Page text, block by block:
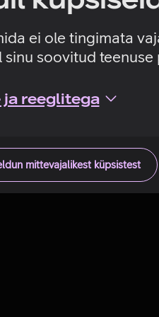
ei ole tingimata
soovitud teenuse
reeglitega
mittevajalikest küpsistest